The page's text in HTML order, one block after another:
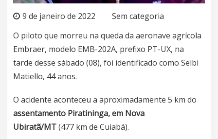
9 de janeiro de 2022
Sem categoria
O piloto que morreu na queda da aeronave agrícola
Embraer, modelo EMB-202A, prefixo PT-UX, na
tarde desse sábado (08), foi identificado como Selbi
Matiello, 44 anos.
O acidente aconteceu a aproximadamente 5 km do
assentamento Piratininga, em Nova
Ubiratã/MT(477 km de Cuiabá).